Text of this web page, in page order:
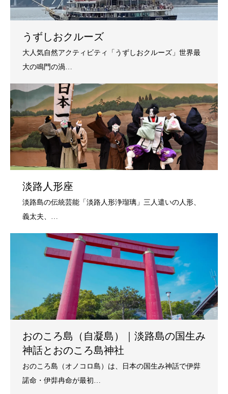
うずしおクルーズ
淡路人形座
おのころ島（自凝島）｜淡路島の国生み
神話とおのころ島神社